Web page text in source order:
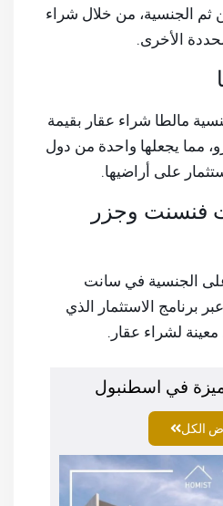
ثم الجنسية، من خلال شراء
الأخرى.
مالطا شراء عقار بقيمة
عن 350,000 يورو، مما يجعلها واحدة من دول
على أراضيها.
فنسنت وجزر
الجنسية في سانت
برنامج الاستثمار الذي
لشراء عقار.
في اسطنبول
الكل